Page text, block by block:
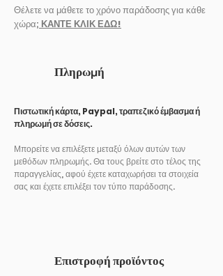
Θέλετε να μάθετε το χρόνο παράδοσης για κάθε
χώρα; ΚΑΝΤΕ ΚΛΙΚ ΕΔΩ!
Πληρωμή
Πιστωτική κάρτα, Paypal, τραπεζικό έμβασμα ή
πληρωμή σε δόσεις.
Μπορείτε να επιλέξετε μεταξύ όλων αυτών των
μεθόδων πληρωμής. Θα τους βρείτε στο τέλος της
παραγγελίας, αφού έχετε καταχωρήσει τα στοιχεία
σας και έχετε επιλέξει τον τύπο παράδοσης.
Επιστροφή προϊόντος